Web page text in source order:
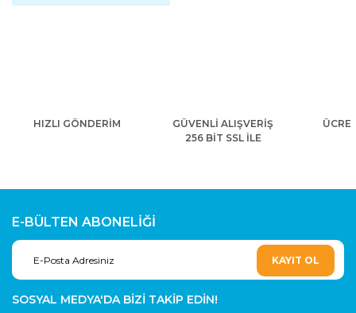
HIZLI GÖNDERİM
GÜVENLİ ALIŞVERİŞ
256 BİT SSL İLE
E-BÜLTEN ABONELİĞİ
KAYIT OL
SOSYAL MEDYA'DA BİZİ TAKİP EDİN!